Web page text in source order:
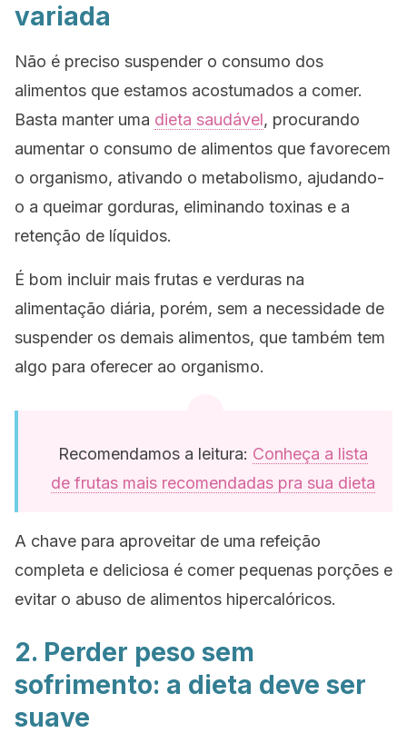
variada
Não é preciso suspender o consumo dos
alimentos que estamos acostumados a comer.
Basta manter uma dieta saudável, procurando
aumentar o consumo de alimentos que favorecem
o organismo, ativando o metabolismo, ajudando-
o a queimar gorduras, eliminando toxinas e a
retenção de líquidos.
É bom incluir mais frutas e verduras na
alimentação diária, porém, sem a necessidade de
suspender os demais alimentos, que também tem
algo para oferecer ao organismo.
Recomendamos a leitura: Conheça a lista
de frutas mais recomendadas pra sua dieta
A chave para aproveitar de uma refeição
completa e deliciosa é comer pequenas porções e
evitar o abuso de alimentos hipercalóricos.
2. Perder peso sem
sofrimento: a dieta deve ser
suave